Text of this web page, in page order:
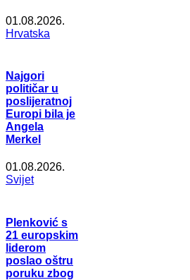
01.08.2026.
Hrvatska
Najgori
političar u
poslijeratnoj
Europi bila je
Angela
Merkel
01.08.2026.
Svijet
Plenković s
21 europskim
liderom
poslao oštru
poruku zbog